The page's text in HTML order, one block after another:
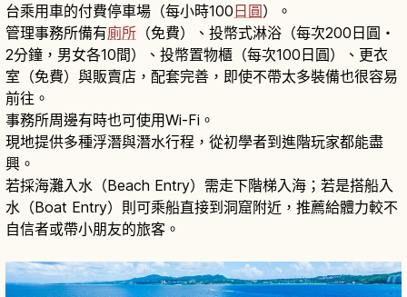
台乘用車的付費停車場（每小時100 日圓）。
管理事務所備有廁所 （免費）、投幣式淋浴（每次200日圓・
2分鐘，男女各10間）、投幣置物櫃（每次100日圓）、更衣
室（免費）與販賣店，配套完善，即使不帶太多裝備也很容易
前往。
事務所周邊有時也可使用Wi-Fi。
現地提供多種浮潛與潛水行程，從初學者到進階玩家都能盡
興。
若採海灘入水（Beach Entry）需走下階梯入海；若是搭船入
水（Boat Entry）則可乘船直接到洞窟附近，推薦給體力較不
自信者或帶小朋友的旅客。